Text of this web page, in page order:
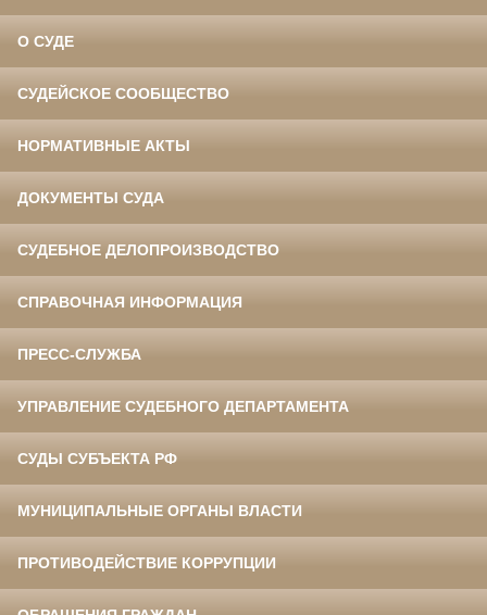
О СУДЕ
СУДЕЙСКОЕ СООБЩЕСТВО
НОРМАТИВНЫЕ АКТЫ
ДОКУМЕНТЫ СУДА
СУДЕБНОЕ ДЕЛОПРОИЗВОДСТВО
СПРАВОЧНАЯ ИНФОРМАЦИЯ
ПРЕСС-СЛУЖБА
УПРАВЛЕНИЕ СУДЕБНОГО ДЕПАРТАМЕНТА
СУДЫ СУБЪЕКТА РФ
МУНИЦИПАЛЬНЫЕ ОРГАНЫ ВЛАСТИ
ПРОТИВОДЕЙСТВИЕ КОРРУПЦИИ